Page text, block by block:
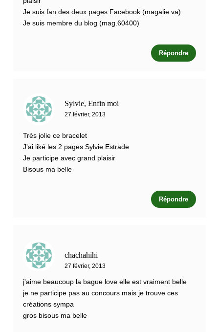
Je suis fan des deux pages Facebook (magalie va)
Je suis membre du blog (mag.60400)
Répondre
Sylvie, Enfin moi
27 février, 2013
Très jolie ce bracelet
J'ai liké les 2 pages Sylvie Estrade
Je participe avec grand plaisir
Bisous ma belle
Répondre
chachahihi
27 février, 2013
j'aime beaucoup la bague love elle est vraiment belle
je ne participe pas au concours mais je trouve ces
créations sympa
gros bisous ma belle